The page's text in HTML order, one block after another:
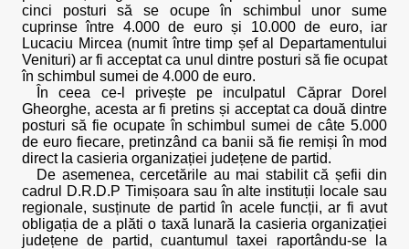
cinci posturi să se ocupe în schimbul unor sume
cuprinse între 4.000 de euro și 10.000 de euro, iar
Lucaciu Mircea (numit între timp șef al Departamentului
Venituri) ar fi acceptat ca unul dintre posturi să fie ocupat
în schimbul sumei de 4.000 de euro.
În ceea ce-l privește pe inculpatul Căprar Dorel
Gheorghe, acesta ar fi pretins și acceptat ca două dintre
posturi să fie ocupate în schimbul sumei de câte 5.000
de euro fiecare, pretinzând ca banii să fie remiși în mod
direct la casieria organizației județene de partid.
De asemenea, cercetările au mai stabilit că șefii din
cadrul D.R.D.P Timișoara sau în alte instituții locale sau
regionale, susținute de partid în acele funcții, ar fi avut
obligația de a plăti o taxă lunară la casieria organizației
județene de partid, cuantumul taxei raportându-se la